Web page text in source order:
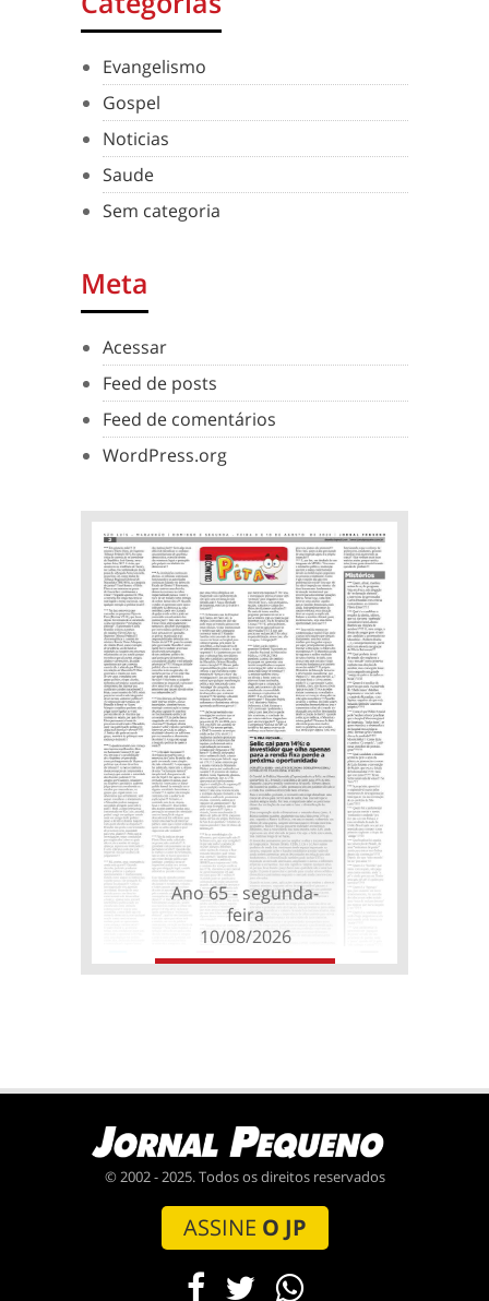
Evangelismo
Gospel
Noticias
Saude
Sem categoria
Meta
Acessar
Feed de posts
Feed de comentários
WordPress.org
Ano 65 - segunda-
feira
10/08/2026
© 2002 - 2025. Todos os direitos reservados
ASSINE O JP